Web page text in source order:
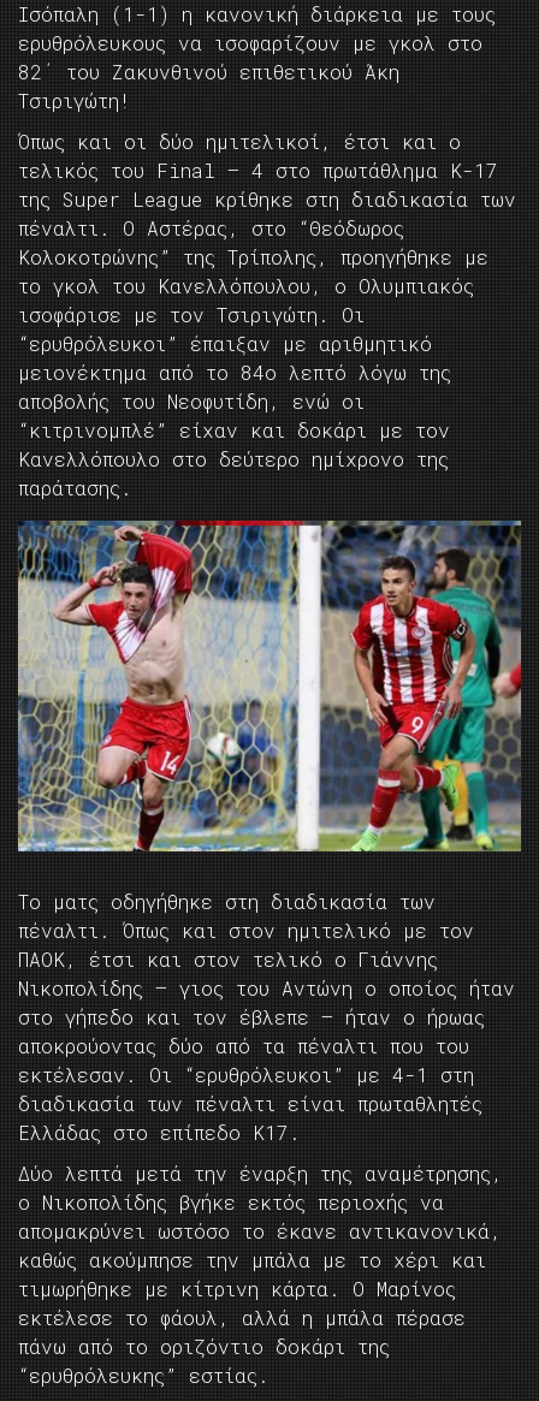
Ισόπαλη (1-1) η κανονική διάρκεια με τους
ερυθρόλευκους να ισοφαρίζουν με γκολ στο
82΄ του Ζακυνθινού επιθετικού Άκη
Τσιριγώτη!
Όπως και οι δύο ημιτελικοί, έτσι και ο
τελικός του Final – 4 στο πρωτάθλημα Κ-17
της Super League κρίθηκε στη διαδικασία των
πέναλτι. Ο Αστέρας, στο “Θεόδωρος
Κολοκοτρώνης” της Τρίπολης, προηγήθηκε με
το γκολ του Κανελλόπουλου, ο Ολυμπιακός
ισοφάρισε με τον Τσιριγώτη. Οι
“ερυθρόλευκοι” έπαιξαν με αριθμητικό
μειονέκτημα από το 84ο λεπτό λόγω της
αποβολής του Νεοφυτίδη, ενώ οι
“κιτρινομπλέ” είχαν και δοκάρι με τον
Κανελλόπουλο στο δεύτερο ημίχρονο της
παράτασης.
Το ματς οδηγήθηκε στη διαδικασία των
πέναλτι. Όπως και στον ημιτελικό με τον
ΠΑΟΚ, έτσι και στον τελικό ο Γιάννης
Νικοπολίδης – γιος του Αντώνη ο οποίος ήταν
στο γήπεδο και τον έβλεπε – ήταν ο ήρωας
αποκρούοντας δύο από τα πέναλτι που του
εκτέλεσαν. Οι “ερυθρόλευκοι” με 4-1 στη
διαδικασία των πέναλτι είναι πρωταθλητές
Ελλάδας στο επίπεδο Κ17.
Δύο λεπτά μετά την έναρξη της αναμέτρησης,
ο Νικοπολίδης βγήκε εκτός περιοχής να
απομακρύνει ωστόσο το έκανε αντικανονικά,
καθώς ακούμπησε την μπάλα με το χέρι και
τιμωρήθηκε με κίτρινη κάρτα. Ο Μαρίνος
εκτέλεσε το φάουλ, αλλά η μπάλα πέρασε
πάνω από το οριζόντιο δοκάρι της
“ερυθρόλευκης” εστίας.